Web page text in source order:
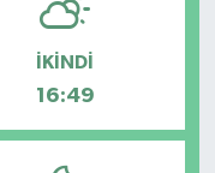
İKINDI
16:49